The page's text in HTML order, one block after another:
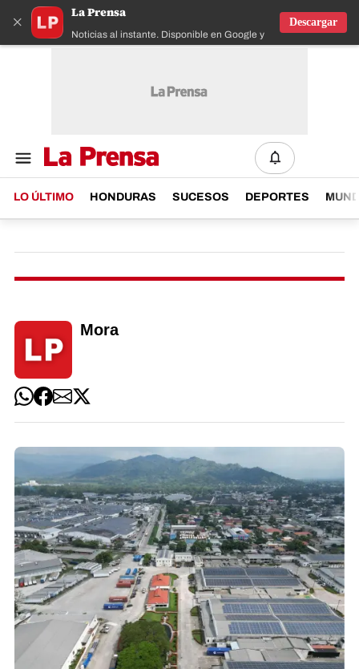
×
La Prensa
Noticias al instante. Disponible en Google y IOS
Descargar
LO ÚLTIMO HONDURAS SUCESOS DEPORTES
Mora